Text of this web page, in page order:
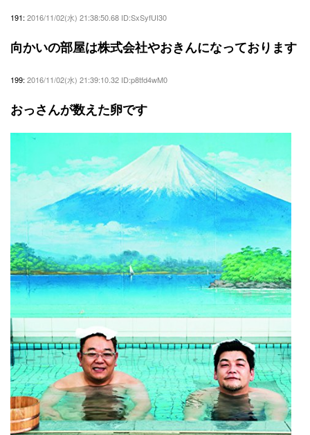
191: 2016/11/02(水) 21:38:50.68 ID:SxSyfUI30
向かいの部屋は株式会社やおきんになっております
199: 2016/11/02(水) 21:39:10.32 ID:p8tfd4wM0
おっさんが数えた卵です